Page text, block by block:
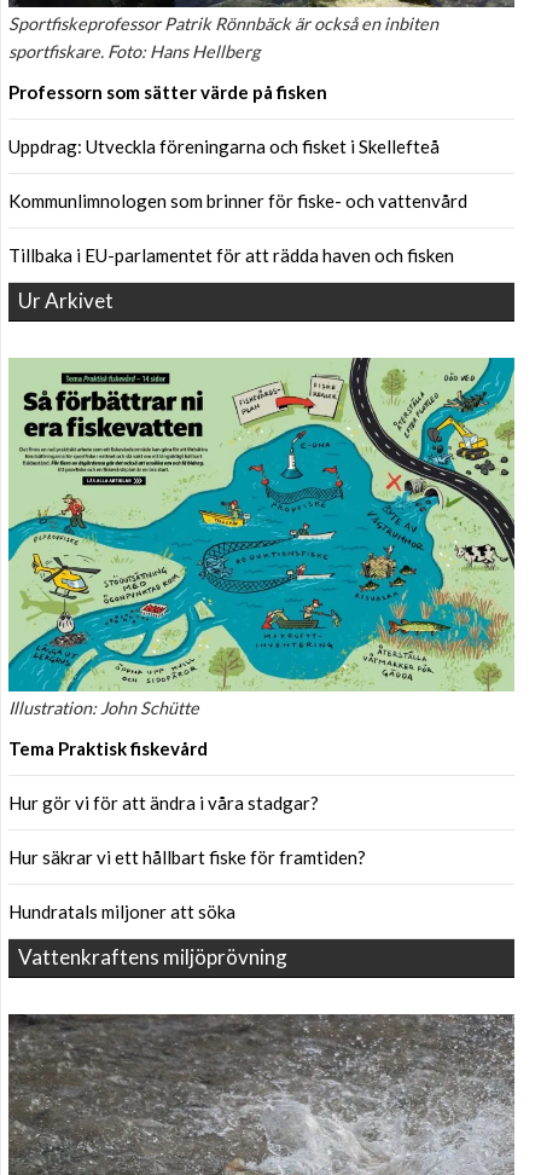
Sportfiskeprofessor Patrik Rönnbäck är också en inbiten
sportfiskare. Foto: Hans Hellberg
Professorn som sätter värde på fisken
Uppdrag: Utveckla föreningarna och fisket i Skellefteå
Kommunlimnologen som brinner för fiske- och vattenvård
Tillbaka i EU-parlamentet för att rädda haven och fisken
Ur Arkivet
Illustration: John Schütte
Tema Praktisk fiskevård
Hur gör vi för att ändra i våra stadgar?
Hur säkrar vi ett hållbart fiske för framtiden?
Hundratals miljoner att söka
Vattenkraftens miljöprövning